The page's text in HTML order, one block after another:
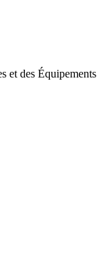
et des Équipements